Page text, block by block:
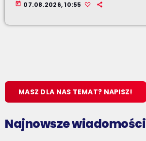
today 07.08.2026, 10:55
MASZ DLA NAS TEMAT? NAPISZ!
Najnowsze wiadomości